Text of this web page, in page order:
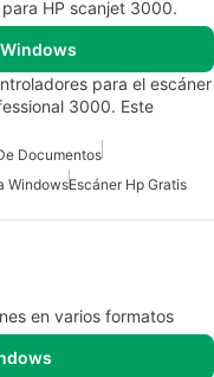
HP scanjet 3000.
para el escáner
3000. Este
Documentos
WindowsEscáner Hp Gratis
en varios formatos